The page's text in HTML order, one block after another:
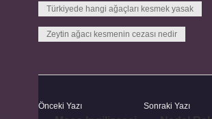
Türkiyede hangi ağaçları kesmek yasak
Zeytin ağacı kesmenin cezası nedir
Önceki Yazı Sonraki Yazı